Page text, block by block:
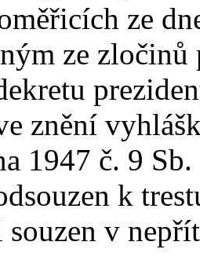
ze
ze zločinů
znění
1947 č. 9
k
v